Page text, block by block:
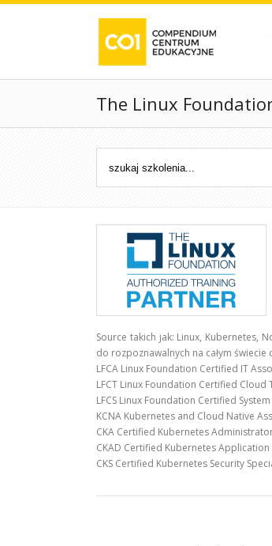
The Linux
Source takich jak: Linux, Kubernetes,
do rozpoznawalnych na całym
LFCA Linux Foundation Certified IT
LFCT Linux Foundation Certified Cloud
LFCS Linux Foundation Certified
KCNA Kubernetes and Cloud Native
CKA Certified Kubernetes
CKAD Certified Kubernetes
CKS Certified Kubernetes Security